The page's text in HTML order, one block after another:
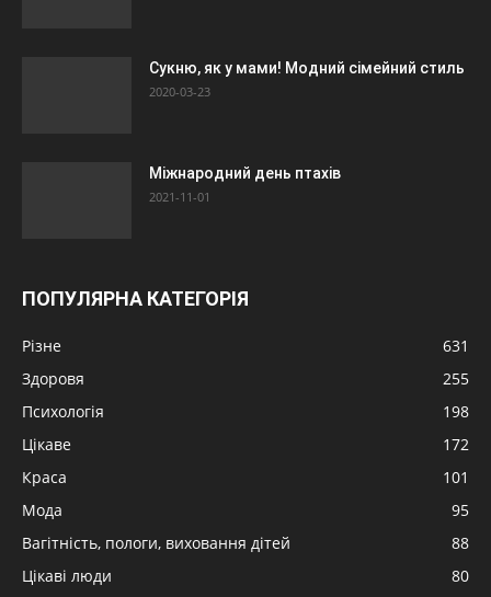
Сукню, як у мами! Модний сімейний стиль
2020-03-23
Міжнародний день птахів
2021-11-01
ПОПУЛЯРНА КАТЕГОРІЯ
Різне
631
Здоровя
255
Психологія
198
Цікаве
172
Краса
101
Мода
95
Вагітність, пологи, виховання дітей
88
Цікаві люди
80